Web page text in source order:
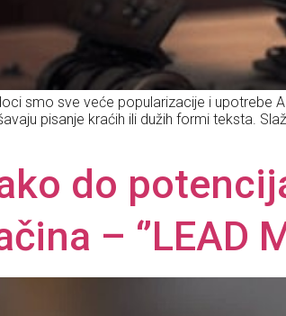
smo sve veće popularizacije i upotrebe
pisanje kraćih ili dužih formi teksta.
do
– ‘’LEAD